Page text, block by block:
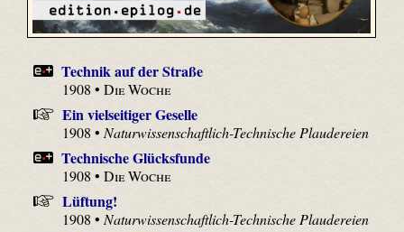
Technik auf der Straße
1908 •Die Woche
Ein vielseitiger Geselle
1908 • Naturwissenschaftlich-Technische Plaudereien
Technische Glücksfunde
1908 •Die Woche
Lüftung!
1908 • Naturwissenschaftlich-Technische Plaudereien